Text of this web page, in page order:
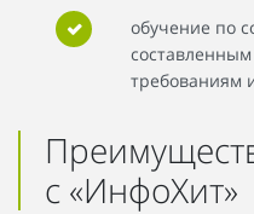
обучение по
требованиям
с «ИнфоХит»